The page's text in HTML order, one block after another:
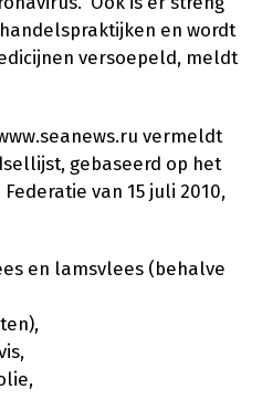
en wordt
versoepeld, meldt
vermeldt
gebaseerd op het
van 15 juli 2010,
en lamsvlees (behalve